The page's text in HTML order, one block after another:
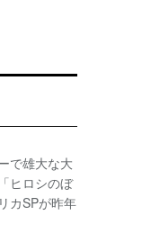
で雄大な大
ヒロシのぼ
カSPが昨年